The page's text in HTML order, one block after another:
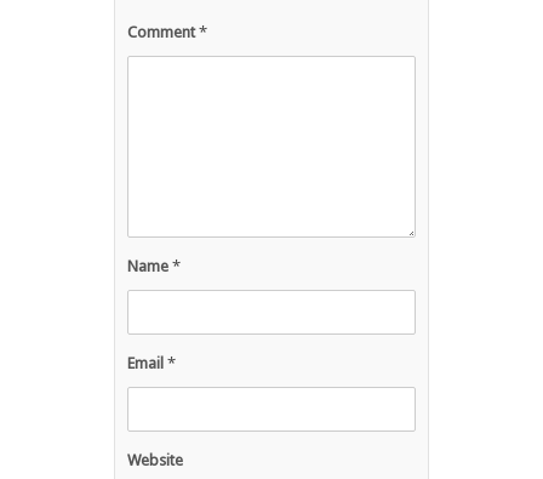
Comment*
Name *
Email *
Website